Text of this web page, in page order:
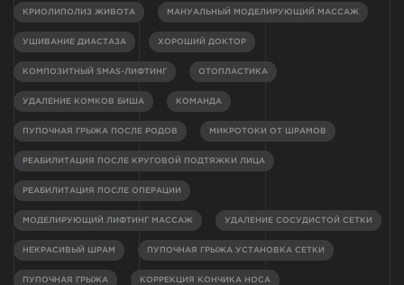
КРИОЛИПОЛИЗ ЖИВОТА МАНУАЛЬНЫЙ МОДЕЛИРУЮЩИЙ МАССАЖ
УШИВАНИЕ ДИАСТАЗА ХОРОШИЙ ДОКТОР
КОМПОЗИТНЫЙ SMAS-ЛИФТИНГ ОТОПЛАСТИКА
УДАЛЕНИЕ КОМКОВ БИША КОМАНДА
ПУПОЧНАЯ ГРЫЖА ПОСЛЕ РОДОВ МИКРОТОКИ ОТ ШРАМОВ
РЕАБИЛИТАЦИЯ ПОСЛЕ КРУГОВОЙ ПОДТЯЖКИ ЛИЦА
РЕАБИЛИТАЦИЯ ПОСЛЕ ОПЕРАЦИИ
МОДЕЛИРУЮЩИЙ ЛИФТИНГ МАССАЖ УДАЛЕНИЕ СОСУДИСТОЙ СЕТКИ
НЕКРАСИВЫЙ ШРАМ ПУПОЧНАЯ ГРЫЖА УСТАНОВКА СЕТКИ
ПУПОЧНАЯ ГРЫЖА КОРРЕКЦИЯ КОНЧИКА НОСА